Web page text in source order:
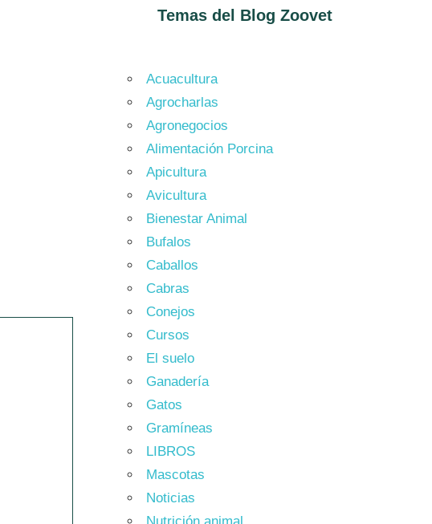
Temas del Blog Zoovet
Acuacultura
Agrocharlas
Agronegocios
Alimentación Porcina
Apicultura
Avicultura
Bienestar Animal
Bufalos
Caballos
Cabras
Conejos
Cursos
El suelo
Ganadería
Gatos
Gramíneas
LIBROS
Mascotas
Noticias